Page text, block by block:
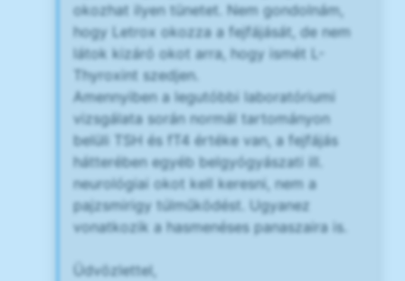
okozhat ilyen tünetet. Nem gondolnám,
hogy Letrox okozza a fejfájását, de nem
látok kizáró okot arra, hogy ismét L-
Thyroxint szedjen.
Amennyiben a legutóbbi laboratóriumi
vizsgálata során normál tartományon
belüli TSH és fT4 értéke van, a fejfájás
hátterében egyéb belgyógyászati ill.
neurológiai okot kell keresni, nem a
pajzsmirigy túlműködést. Ugyanez
vonatkozik a hasmenéses panaszaira is.
Üdvözlettel,